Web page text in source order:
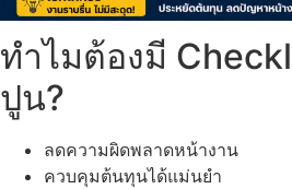
ทำไมต้องมี
ปูน?
ลดความผิดพลาดหน้างาน
ควบคุมต้นทุนได้แม่นยำ